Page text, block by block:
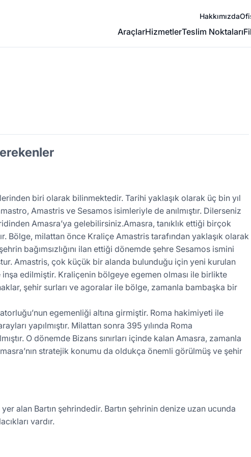
Hakkımızda
AraçlarHizmetlerTeslim Noktaları
biri olarak bilinmektedir. Tarihi yaklaşık olarak üç bin yıl
Amastris ve Sesamos isimleriyle de anılmıştır. Dilerseniz
Amasra’ya gelebilirsiniz.Amasra, tanıklık ettiği birçok
Bölge, milattan önce Kraliçe Amastris tarafından yaklaşık olarak
bağımsızlığını ilan ettiği dönemde şehre Sesamos ismini
Amastris, çok küçük bir alanda bulunduğu için yeni kurulan
edilmiştir. Kraliçenin bölgeye egemen olması ile birlikte
şehir surları ve agoralar ile bölge, zamanla bambaşka bir
egemenliği altına girmiştir. Roma hakimiyeti ile
yapılmıştır. Milattan sonra 395 yılında Roma
O dönemde Bizans sınırları içinde kalan Amasra, zamanla
stratejik konumu da oldukça önemli görülmüş ve şehir
alan Bartın şehrindedir. Bartın şehrinin denize uzan ucunda
vardır.